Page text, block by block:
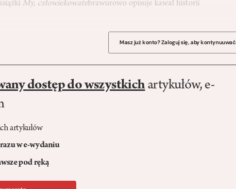
My, człowiekowatebrawurowo opisuje kawał historii
Masz już konto? Zaloguj się, aby kontynuuwać
dostęp do wszystkichartykułów, e-
artykułów
w e-wydaniu
pod ręką